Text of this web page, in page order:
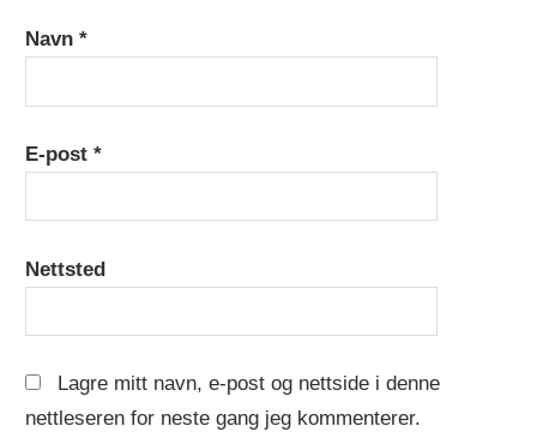
Navn*
E-post*
Nettsted
Lagre mitt navn, e-post og nettside i denne
nettleseren for neste gang jeg kommenterer.